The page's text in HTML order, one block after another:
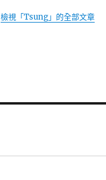
檢視「Tsung」的全部文章